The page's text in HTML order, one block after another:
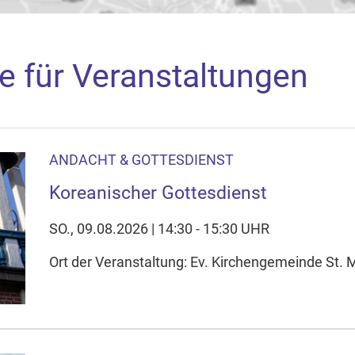
akzeptieren Sie, dass die Anwendung Google Maps beim
Gerät setzt, z.B. zwecks Reichweitenmessung und
Ihre Cookie-Einstellungen anpassen
für Veranstaltungen
ANDACHT & GOTTESDIENST
Koreanischer Gottesdienst
SO., 09.08.2026 | 14:30 - 15:30 UHR
Ort der Veranstaltung: Ev. Kirchengemeinde St.